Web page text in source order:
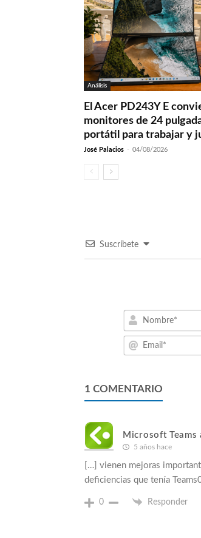
Análisis
El Acer PD243Y E
monitores de 24
portátil para trabajar y
José Palacios - 04/08/2026
Suscríbete
1 COMENTARIO
Microsoft Teams
5 años hace
[…] vienen mejoras
deficiencias que tenía
0 Responder